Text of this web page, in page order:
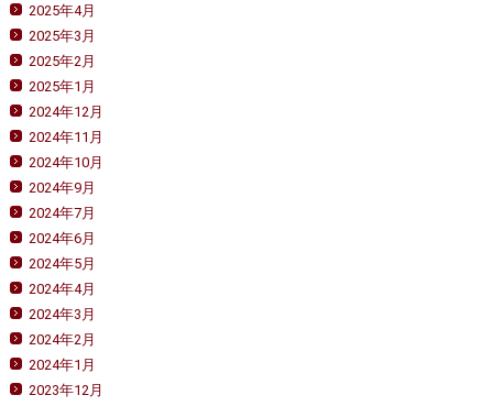
2025年4月
2025年3月
2025年2月
2025年1月
2024年12月
2024年11月
2024年10月
2024年9月
2024年7月
2024年6月
2024年5月
2024年4月
2024年3月
2024年2月
2024年1月
2023年12月